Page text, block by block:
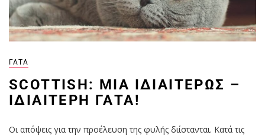
ΓΆΤΑ
SCOTTISH: ΜΊΑ ΙΔΙΑΙΤΈΡΩΣ –
ΙΔΙΑΊΤΕΡΗ ΓΆΤΑ!
Οι απόψεις για την προέλευση της φυλής διίστανται. Κατά τις